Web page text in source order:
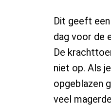
Dit geeft
dag voor de
De
niet op. Als
opgeblazen
veel